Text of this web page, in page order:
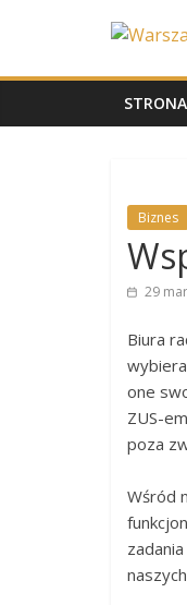
życia
stolicy
Biznes
29
Biura
one
ZUS-
poza
Wśród